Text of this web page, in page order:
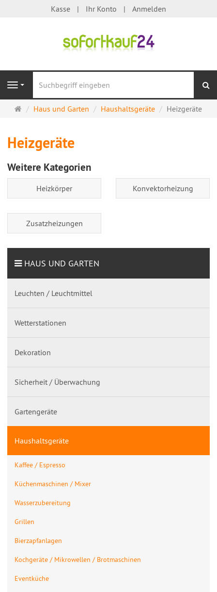
Kasse Ihr Konto Anmelden
Navigation
Startseite
Haus und Garten Haushaltsgeräte Heizgeräte
Heizgeräte
Weitere Kategorien
Heizkörper Konvektorheizung
Zusatzheizungen
HAUS UND GARTEN
Leuchten / Leuchtmittel
Wetterstationen
Dekoration
Sicherheit / Überwachung
Gartengeräte
Haushaltsgeräte
Kaffee / Espresso
Küchenmaschinen / Mixer
Wasserzubereitung
Grillen
Bierzapfanlagen
Kochgeräte / Mikrowellen / Brotmaschinen
Eventküche